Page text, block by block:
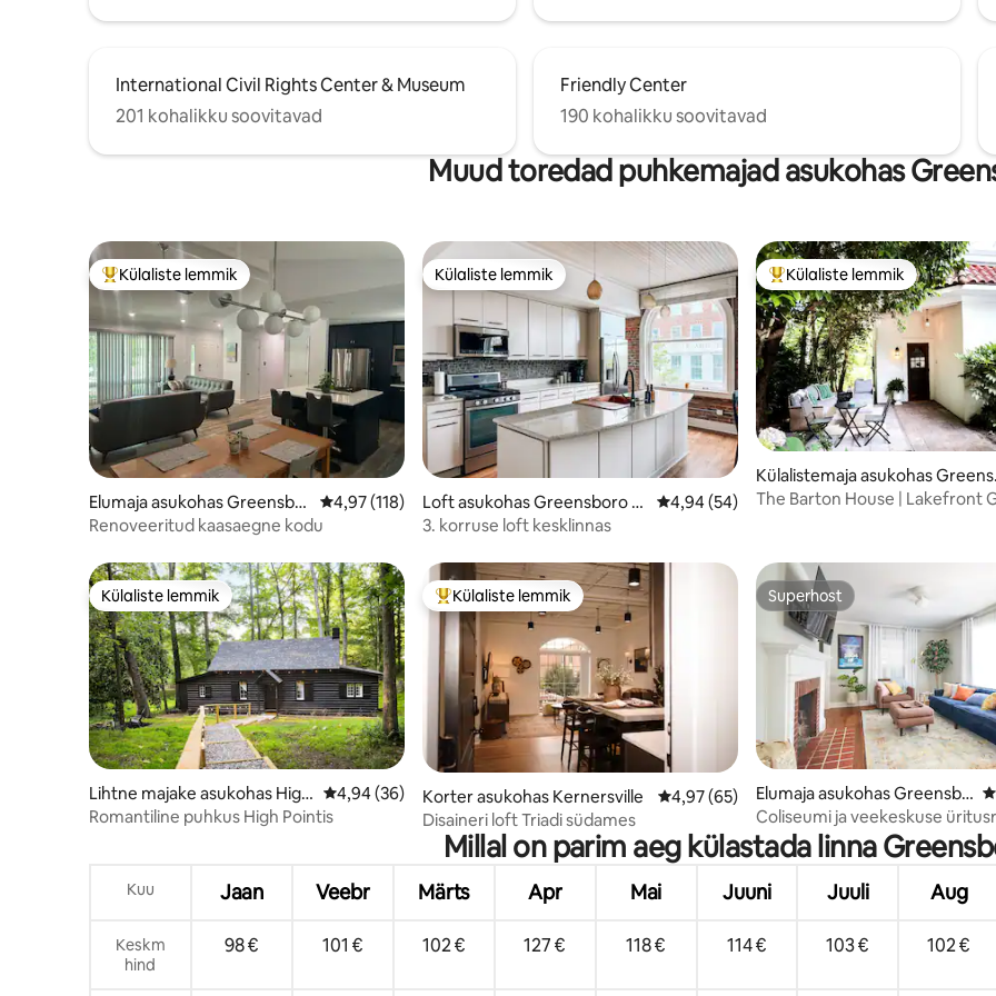
International Civil Rights Center & Museum
201 kohalikku soovitavad
Friendly Center
190 kohalikku soovitavad
Muud toredad puhkemajad asukohas
Külaliste suur lemmik
Külaliste lemmik
Elumaja asukohas Greensbor
o
Keskmine hinnang 4,97/5, 118 hinnangut
4,97 (118)
Renoveeritud kaasaegne kodu
Külaliste lemmik
Külaliste lemmik
Loft asukohas Greensboro k
esklinn
Keskmine hinnang 4,94/5, 54 hinnangut
4,94 (54)
3. korruse loft kesklinnas
Külaliste suur lemmik
Külaliste lemmik
Külalistemaja asukohas
oro
The Barton House | Lakefront
Külaliste lemmik
Külaliste lemmik
Lihtne majake asukohas High
Point
Keskmine hinnang 4,94/5, 36 hinnangut
4,94 (36)
Romantiline puhkus High Pointis
Külaliste suur lemmik
Külaliste lemmik
Korter asukohas Kernersville Keskmine hinnang 4,97/5, 65 hinnangut
4,97 (65)
Disaineri loft Triadi südames
Superhost
Superhost
Elumaja asukohas Greensbo
ro
Coliseumi ja veekeskuse
Millal on parim aeg külastada linna
Kuu Jaan Veebr Märts Apr Mai Juuni Juuli Aug
Keskm
hind
98 € 101 € 102 € 127 € 118 € 114 € 103 € 102 €